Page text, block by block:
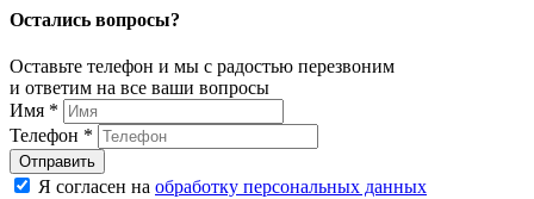
Остались вопросы?
Оставьте телефон и мы с радостью перезвоним
и ответим на все ваши вопросы
Имя *
Телефон *
Я согласен на обработку персональных данных